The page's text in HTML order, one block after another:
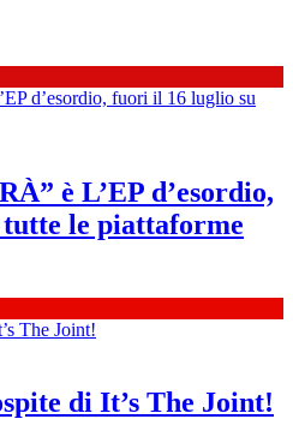
è L’EP d’esordio,
le piattaforme
di It’s The Joint!